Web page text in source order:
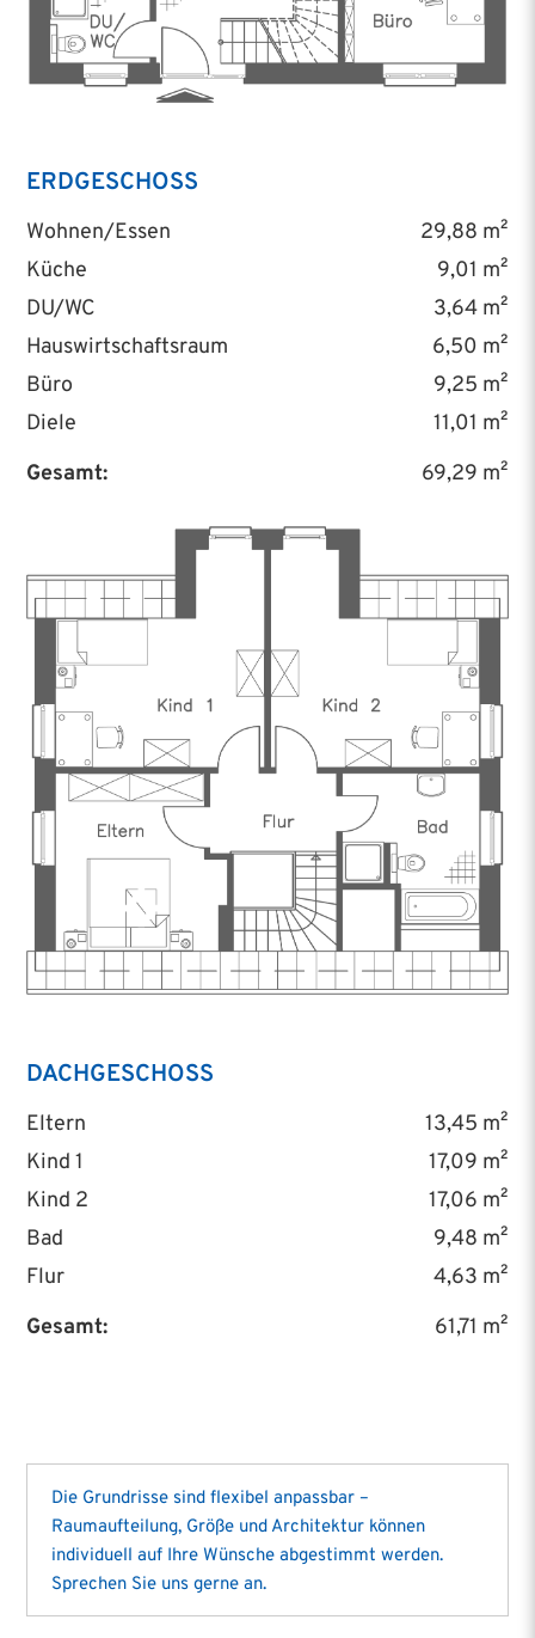
ERDGESCHOSS
Wohnen/Essen
29,88 m²
Küche
9,01 m²
DU/WC
3,64 m²
Hauswirtschaftsraum
6,50 m²
Büro
9,25 m²
Diele
11,01 m²
Gesamt:
69,29 m²
DACHGESCHOSS
Eltern
13,45 m²
Kind 1
17,09 m²
Kind 2
17,06 m²
Bad
9,48 m²
Flur
4,63 m²
Gesamt:
61,71 m²
Die Grundrisse sind flexibel anpassbar –
Raumaufteilung, Größe und Architektur können
individuell auf Ihre Wünsche abgestimmt werden.
Sprechen Sie uns gerne an.